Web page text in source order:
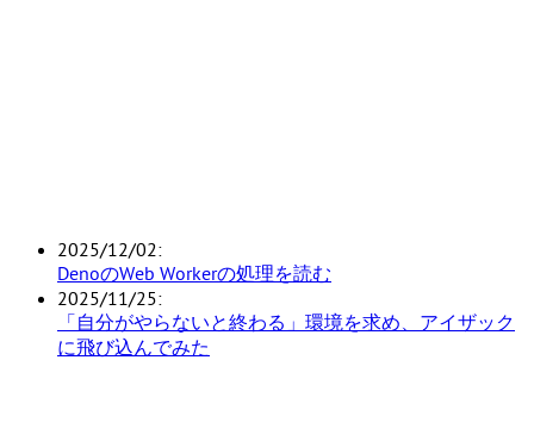
2025/12/02
DenoのWeb Workerの処理を読む
2025/11/25
「自分がやらないと終わる」環境を求め、アイザック
に飛び込んでみた